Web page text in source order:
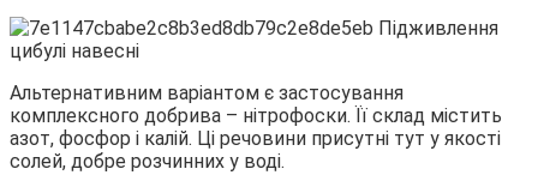
Альтернативним варіантом є застосування
комплексного добрива – нітрофоски. Її склад містить
азот, фосфор і калій. Ці речовини присутні тут у якості
солей, добре розчинних у воді.